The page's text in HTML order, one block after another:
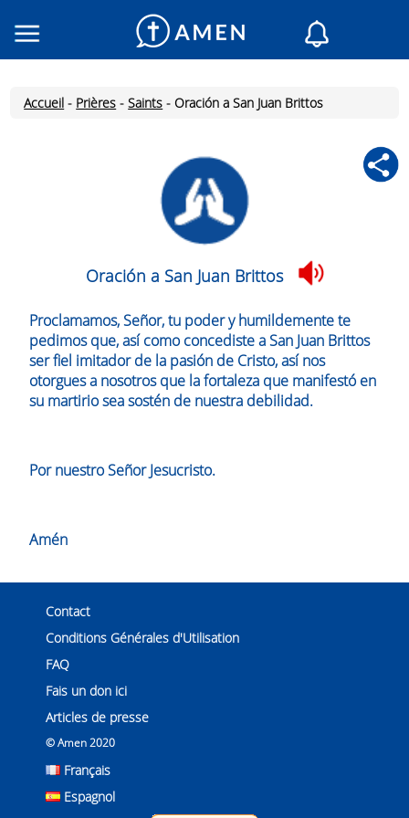
Consacré
Lecture du jour
Inscription
Accueil - Prières -Saints -Oración a San Juan Brittos
Oración a San Juan Brittos
Proclamamos, Señor, tu poder y humildemente te
pedimos que, así como concediste a San Juan Brittos
ser fiel imitador de la pasión de Cristo, así nos
otorgues a nosotros que la fortaleza que manifestó en
su martirio sea sostén de nuestra debilidad.
Por nuestro Señor Jesucristo.
Amén
Contact
Conditions Générales d'Utilisation
FAQ
Fais un don ici
Articles de presse
© Amen 2020
Français
Espagnol